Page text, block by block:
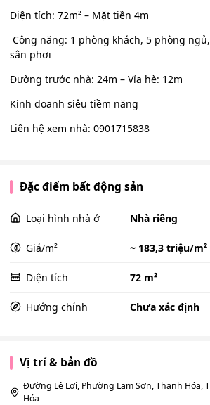
Diện tích: 72m² – Mặt tiền 4m
Công năng: 1 phòng khách, 5 phòng
sân phơi
Đường trước nhà: 24m – Vỉa hè: 12m
Kinh doanh siêu tiềm năng
Liên hệ xem nhà: 0901715838
Đặc điểm bất động sản
Loại hình nhà ở Nhà riêng
Giá/m² ~ 183,3 triệu/m²
Diện tích 72 m²
Hướng chính Chưa xác định
Vị trí & bản đồ
Đường Lê Lợi, Phường Lam Sơn, Thanh Hóa,
Hóa